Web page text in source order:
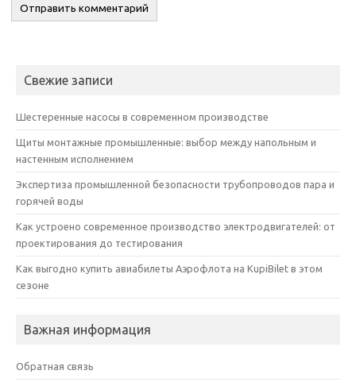
Свежие записи
Шестеренные насосы в современном производстве
Щиты монтажные промышленные: выбор между напольным и
настенным исполнением
Экспертиза промышленной безопасности трубопроводов пара и
горячей воды
Как устроено современное производство электродвигателей: от
проектирования до тестирования
Как выгодно купить авиабилеты Аэрофлота на KupiBilet в этом
сезоне
Важная информация
Обратная связь